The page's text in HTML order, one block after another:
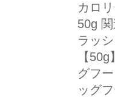
カロ
50g
ラッ
【
グフ
ッグ